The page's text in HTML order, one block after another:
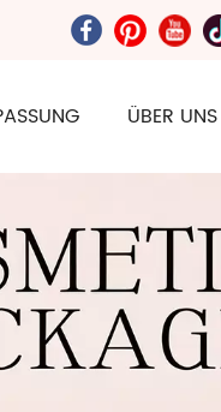
ÜBER UNS